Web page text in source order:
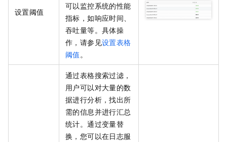
设置阈值
可以监控系统的性能
指标，如响应时间、
吞吐量等。具体操
作，请参见设置表格
阈值。
通过表格搜索过滤，
用户可以对大量的数
据进行分析，找出所
需的信息并进行汇总
统计。通过变量替
换，您可以在日志服